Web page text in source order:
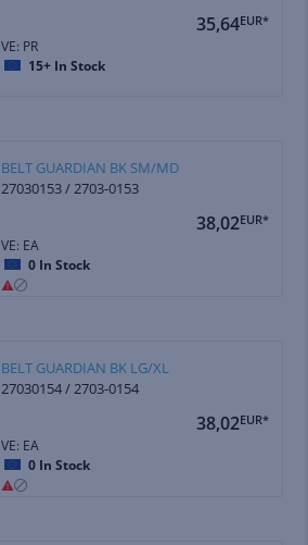
35,64EUR*
VE: PR
15+ In Stock
BELT GUARDIAN BK SM/MD
27030153 / 2703-0153
38,02EUR*
VE: EA
0 In Stock
BELT GUARDIAN BK LG/XL
27030154 / 2703-0154
38,02EUR*
VE: EA
0 In Stock